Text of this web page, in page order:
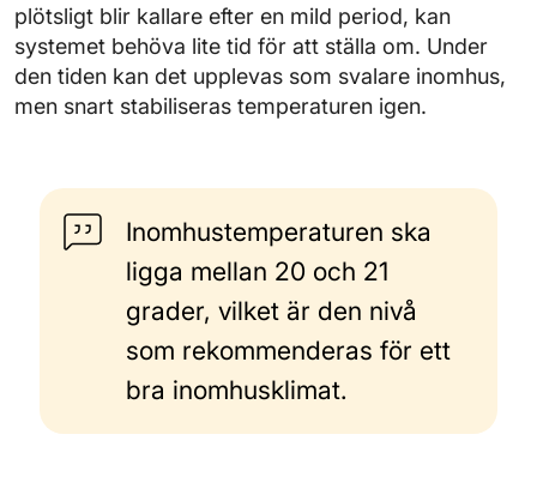
plötsligt blir kallare efter en mild period, kan
systemet behöva lite tid för att ställa om. Under
den tiden kan det upplevas som svalare inomhus,
men snart stabiliseras temperaturen igen.
Inomhustemperaturen ska
ligga mellan 20 och 21
grader, vilket är den nivå
som rekommenderas för ett
bra inomhusklimat.